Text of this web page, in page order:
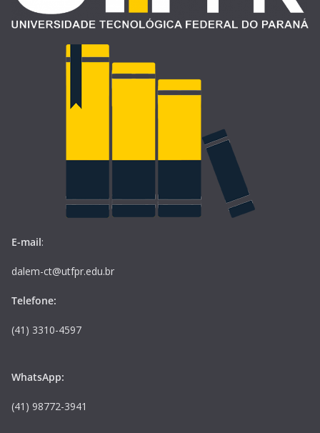
E-mail:
dalem-ct@utfpr.edu.br
Telefone:
(41) 3310-4597
WhatsApp:
(41) 98772-3941